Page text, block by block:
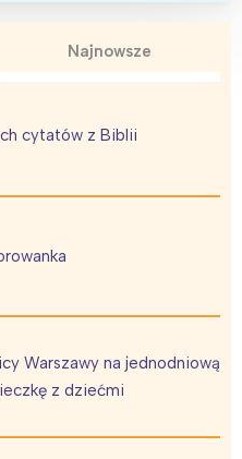
Najnowsze
cytatów z Biblii
Warszawy na jednodniową
z dziećmi